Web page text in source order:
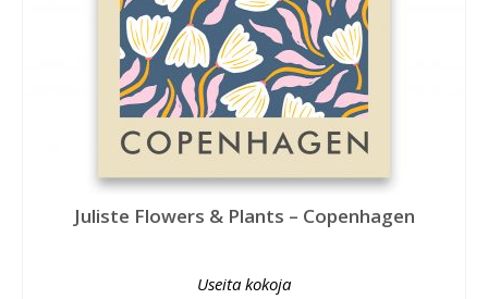
Juliste Flowers & Plants – Copenhagen
Useita kokoja